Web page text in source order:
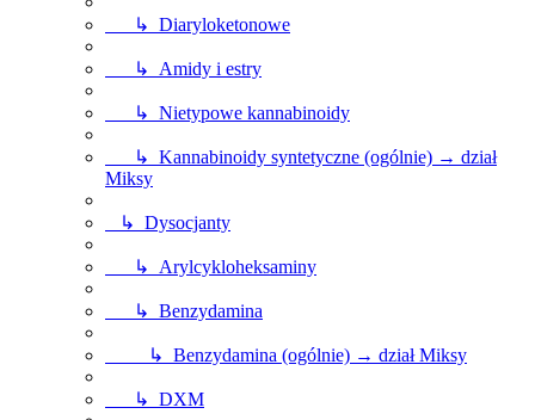
↳ Diaryloketonowe
↳ Amidy i estry
↳ Nietypowe kannabinoidy
↳ Kannabinoidy syntetyczne (ogólnie) → dział
Miksy
↳ Dysocjanty
↳ Arylcykloheksaminy
↳ Benzydamina
↳ Benzydamina (ogólnie) → dział Miksy
↳ DXM